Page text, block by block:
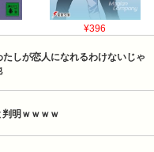
¥396
しが恋人になれるわけないじゃ
判明ｗｗｗｗ